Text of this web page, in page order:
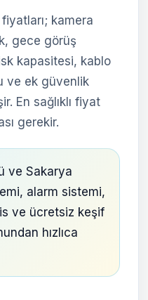
kamera
gece görüş
kapasitesi, kablo
ve ek güvenlik
En sağlıklı fiyat
gerekir.
ve Sakarya
alarm sistemi,
ve ücretsiz keşif
hızlıca